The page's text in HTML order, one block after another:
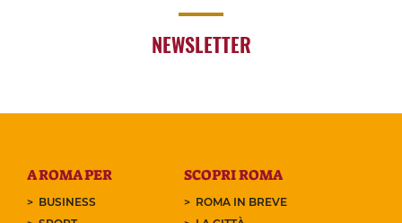
NEWSLETTER
A ROMA PER
BUSINESS
SCOPRI ROMA
ROMA IN BREVE